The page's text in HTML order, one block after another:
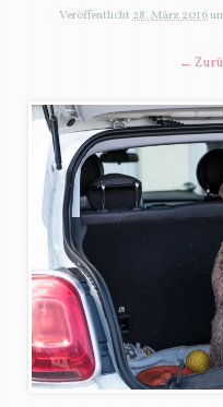
Veröffentlicht28. März 2016
←